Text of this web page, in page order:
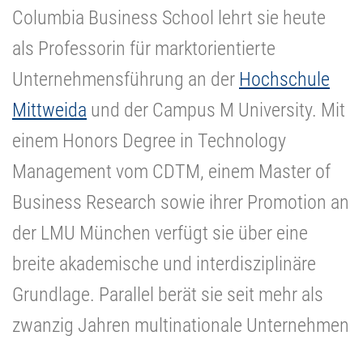
Columbia Business School lehrt sie heute
als Professorin für marktorientierte
Unternehmensführung an der Hochschule
Mittweida und der Campus M University. Mit
einem Honors Degree in Technology
Management vom CDTM, einem Master of
Business Research sowie ihrer Promotion an
der LMU München verfügt sie über eine
breite akademische und interdisziplinäre
Grundlage. Parallel berät sie seit mehr als
zwanzig Jahren multinationale Unternehmen